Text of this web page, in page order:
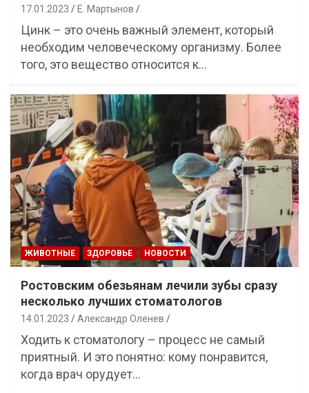
17.01.2023 Е. Мартынов
Цинк – это очень важный элемент, который
необходим человеческому организму. Более
того, это вещество относится к…
ЖИВОТНЫЕ ЗДОРОВЬЕ НОВОСТИ
Ростовским обезьянам лечили зубы сразу
несколько лучших стоматологов
14.01.2023 Александр Оленев
Ходить к стоматологу – процесс не самый
приятный. И это понятно: кому понравится,
когда врач орудует…